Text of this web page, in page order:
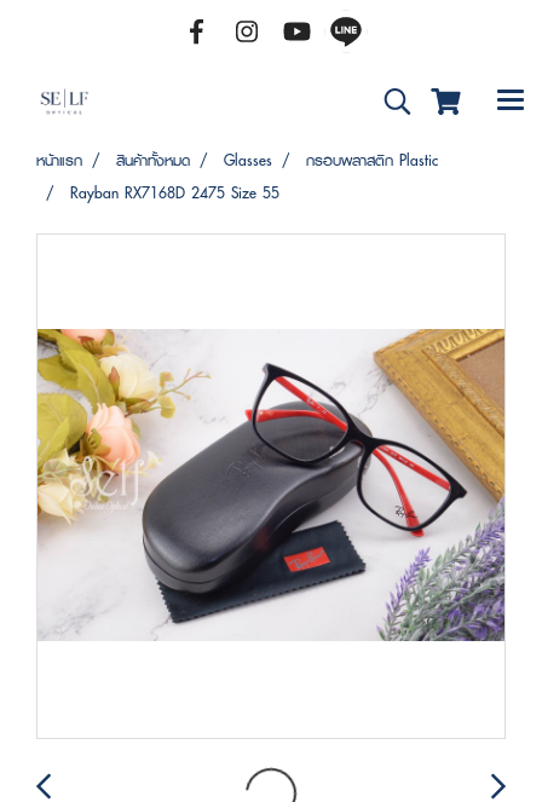
หน้าแรก สินค้าทั้งหมด Glasses
กรอบพลาสติก Plastic
Rayban RX7168D 2475 Size 55